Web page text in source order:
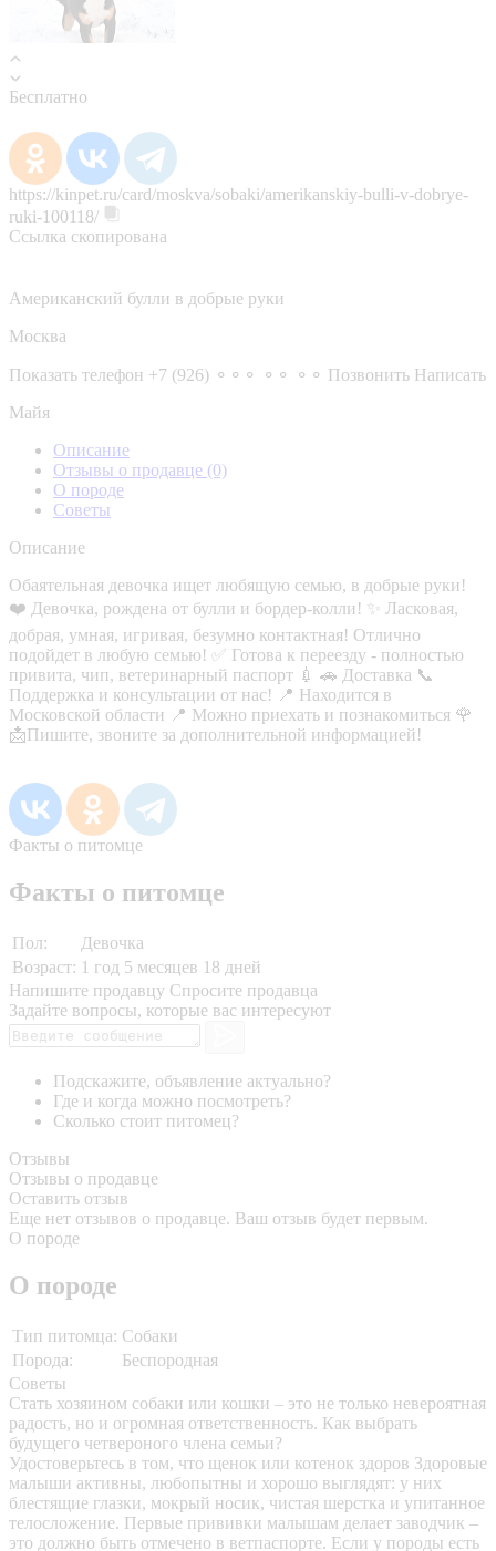
Бесплатно
https://kinpet.ru/card/moskva/sobaki/amerikanskiy-bulli-v-dobrye-
ruki-100118/
Ссылка скопирована
Американский булли в добрые руки
Москва
Показать телефон +7 (926) ⚬⚬⚬ ⚬⚬ ⚬⚬ Позвонить Написать
Майя
Описание
Отзывы о продавце (0)
О породе
Советы
Описание
Обаятельная девочка ищет любящую семью, в добрые руки!
❤️ Девочка, рождена от булли и бордер-колли! ✨ Ласковая,
добрая, умная, игривая, безумно контактная! Отлично
подойдет в любую семью! ✅ Готова к переезду - полностью
привита, чип, ветеринарный паспорт 💉 🚗 Доставка 📞
Поддержка и консультации от нас! 📍 Находится в
Московской области 📍 Можно приехать и познакомиться 🌹
📩Пишите, звоните за дополнительной информацией!
Факты о питомце
Факты о питомце
Пол:
Девочка
Возраст: 1 год 5 месяцев 18 дней
Напишите продавцу Спросите продавца
Задайте вопросы, которые вас интересуют
Подскажите, объявление актуально?
Где и когда можно посмотреть?
Сколько стоит питомец?
Отзывы
Отзывы о продавце
Оставить отзыв
Еще нет отзывов о продавце. Ваш отзыв будет первым.
О породе
О породе
Тип питомца: Собаки
Порода:
Беспородная
Советы
Стать хозяином собаки или кошки – это не только невероятная
радость, но и огромная ответственность. Как выбрать
будущего четвероного члена семьи?
Удостоверьтесь в том, что щенок или котенок здоров Здоровые
малыши активны, любопытны и хорошо выглядят: у них
блестящие глазки, мокрый носик, чистая шерстка и упитанное
телосложение. Первые прививки малышам делает заводчик –
это должно быть отмечено в ветпаспорте. Если у породы есть